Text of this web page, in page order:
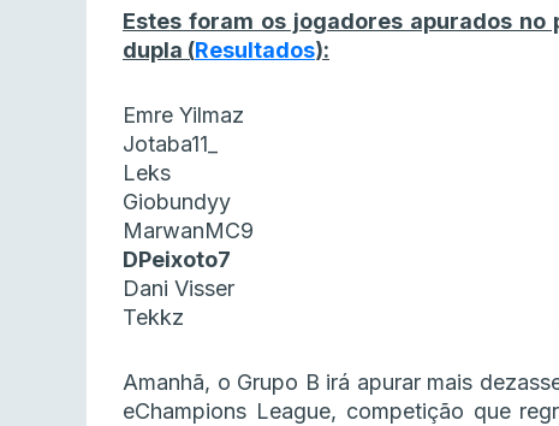
Estes foram os jogadores apurados
dupla (Resultados):
Emre Yilmaz
Jotaba11_
Leks
Giobundyy
MarwanMC9
DPeixoto7
Dani Visser
Tekkz
Amanhã, o Grupo B irá apurar mais
eChampions League, competição que